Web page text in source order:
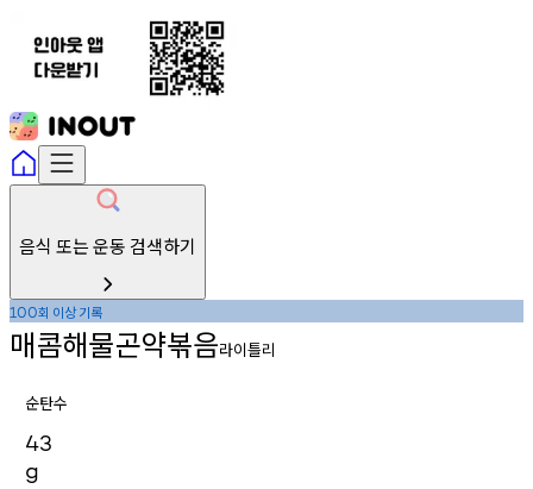
음식 또는 운동 검색하기
100회 이상기록
매콤해물곤약볶음라이틀리
순탄수
43
g